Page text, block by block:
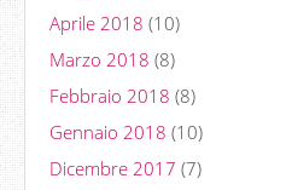
Aprile 2018 (10)
Marzo 2018 (8)
Febbraio 2018 (8)
Gennaio 2018 (10)
Dicembre 2017 (7)